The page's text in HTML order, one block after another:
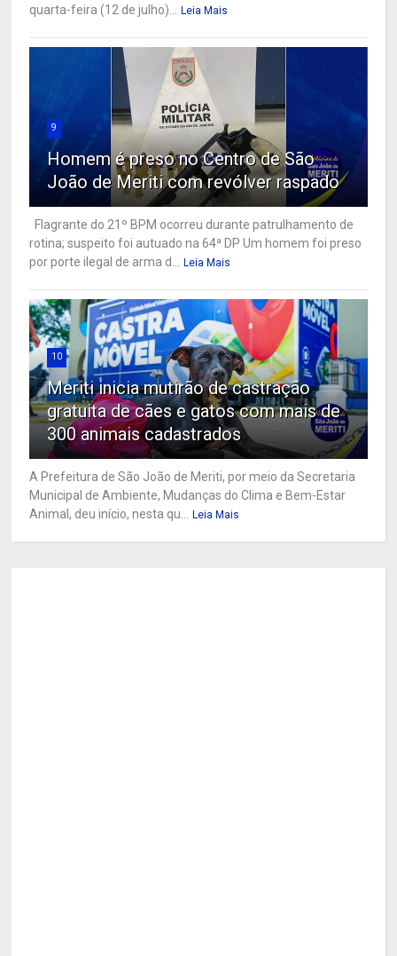
quarta-feira (12 de julho)... Leia Mais
9
Homem é preso no Centro de São
João de Meriti com revólver raspado
Flagrante do 21º BPM ocorreu durante patrulhamento de
rotina; suspeito foi autuado na 64ª DP Um homem foi preso
por porte ilegal de arma d... Leia Mais
10
Meriti inicia mutirão de castração
gratuita de cães e gatos com mais de
300 animais cadastrados
A Prefeitura de São João de Meriti, por meio da Secretaria
Municipal de Ambiente, Mudanças do Clima e Bem-Estar
Animal, deu início, nesta qu... Leia Mais